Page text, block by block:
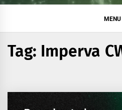
MENU
Tag: Imperva